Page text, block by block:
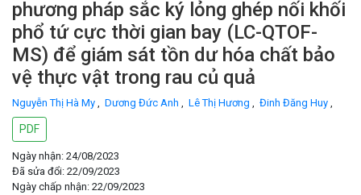
phương pháp sắc ký lỏng ghép nối khối
phổ tứ cực thời gian bay (LC-QTOF-
MS) để giám sát tồn dư hóa chất bảo
vệ thực vật trong rau củ quả
Nguyễn Thị Hà My , Dương Đức Anh , Lê Thị Hương , Đinh Đăng Huy ,
PDF
Ngày nhận: 24/08/2023
Đã sửa đổi: 22/09/2023
Ngày chấp nhận: 22/09/2023